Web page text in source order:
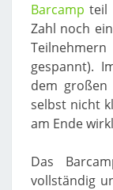
Barcamp teil
Zahl noch
gespannt).
dem
selbst nicht
am Ende
Das
vollständig